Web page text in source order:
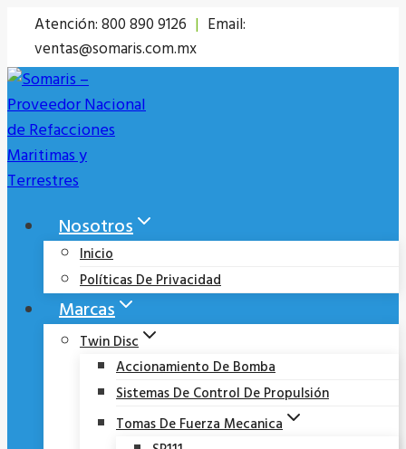
Saltar
contenido
Atención: 800 890 9126 | Email:
ventas@somaris.com.mx
Nosotros
Inicio
Políticas De Privacidad
Marcas
Twin Disc
Accionamiento De Bomba
Sistemas De Control De Propulsión
Tomas De Fuerza Mecanica